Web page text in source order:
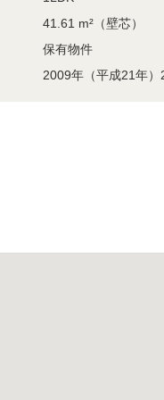
41.61 m²（壁芯）
保有物件
2009年（平成21年）